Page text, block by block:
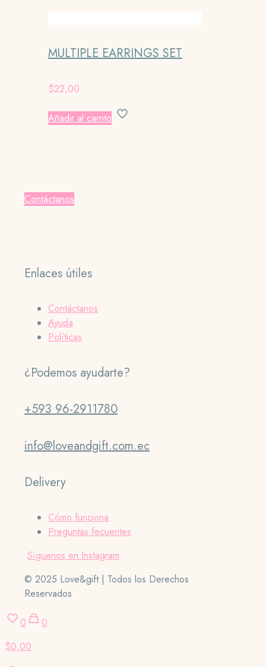
MULTIPLE EARRINGS SET
$22,00
Añadir al carrito
Contáctanos
Enlaces útiles
Contáctanos
Ayuda
Políticas
¿Podemos ayudarte?
+593 96-2911780
info@loveandgift.com.ec
Delivery
Cómo funciona
Preguntas fecuentes
Síguenos en Instagram
© 2025 Love&gift | Todos los Derechos
Reservados
0
0
$0,00